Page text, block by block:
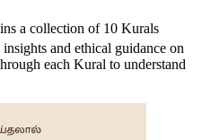
a collection of 10 Kurals
and ethical guidance on
each Kural to understand